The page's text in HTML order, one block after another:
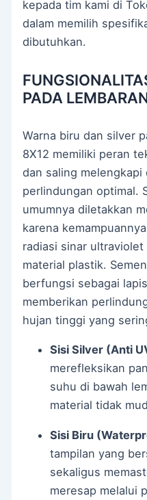
kepada tim kami di
dalam memilih
dibutuhkan.
PADA
Warna biru dan silver
8X12 memiliki peran
dan saling melengkapi
perlindungan optimal.
umumnya diletakkan
karena
radiasi sinar
material plastik.
berfungsi sebagai
memberikan
hujan tinggi yang
Sisi Silver (Anti
merefleksikan
suhu di bawah
material tidak
Sisi Biru
tampilan yang
sekaligus
meresap melalui